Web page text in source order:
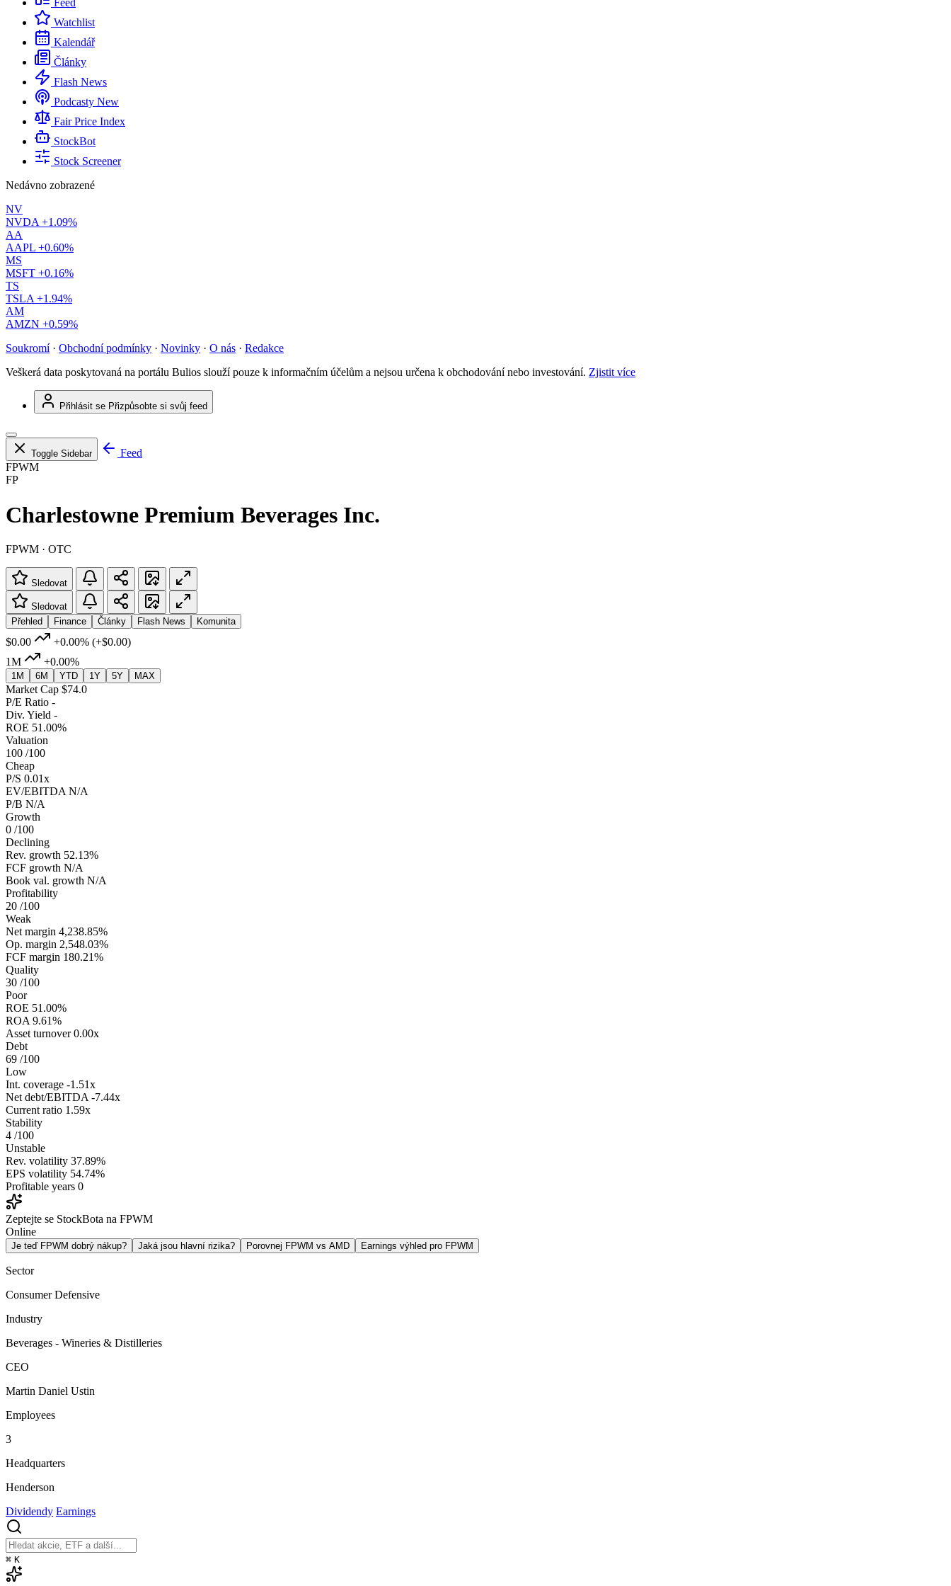
Feed
Watchlist
Kalendář
Články
Flash News
Podcasty New
Fair Price Index
StockBot
Stock Screener
Nedávno zobrazené
NV
NVDA +1.09%
AA
AAPL +0.60%
MS
MSFT +0.16%
TS
TSLA +1.94%
AM
AMZN +0.59%
Soukromí · Obchodní podmínky · Novinky · O nás · Redakce
Veškerá data poskytovaná na portálu Bulios slouží pouze k informačním účelům a nejsou určena k obchodování nebo investování. Zjistit více
Přihlásit se Přizpůsobte si svůj feed
Toggle Sidebar
Feed
FPWM
FP
Charlestowne Premium Beverages Inc.
FPWM · OTC
Sledovat
Sledovat
Přehled
Finance Články Flash News Komunita
$0.00 +0.00% (+$0.00)
1M
+0.00%
1M 6M YTD 1Y 5Y MAX
Market Cap $74.0
P/E Ratio -
Div. Yield -
ROE 51.00%
Valuation
100 /100
Cheap
P/S 0.01x
EV/EBITDA N/A
P/B N/A
Growth
0 /100
Declining
Rev. growth 52.13%
FCF growth N/A
Book val. growth N/A
Profitability
20 /100
Weak
Net margin 4,238.85%
Op. margin 2,548.03%
FCF margin 180.21%
Quality
30 /100
Poor
ROE 51.00%
ROA 9.61%
Asset turnover 0.00x
Debt
69 /100
Low
Int. coverage -1.51x
Net debt/EBITDA -7.44x
Current ratio 1.59x
Stability
4 /100
Unstable
Rev. volatility 37.89%
EPS volatility 54.74%
Profitable years 0
Zeptejte se StockBota na FPWM
Online
Je teď FPWM dobrý nákup? Jaká jsou hlavní rizika? Porovnej FPWM vs AMD Earnings výhled pro FPWM
Sector
Consumer Defensive
Industry
Beverages - Wineries & Distilleries
CEO
Martin Daniel Ustin
Employees
3
Headquarters
Henderson
Dividendy Earnings
⌘ K